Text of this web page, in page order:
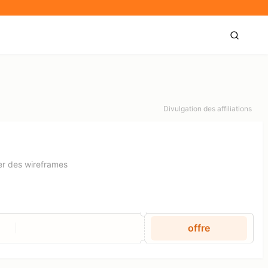
Divulgation des affiliations
des wireframes
offre